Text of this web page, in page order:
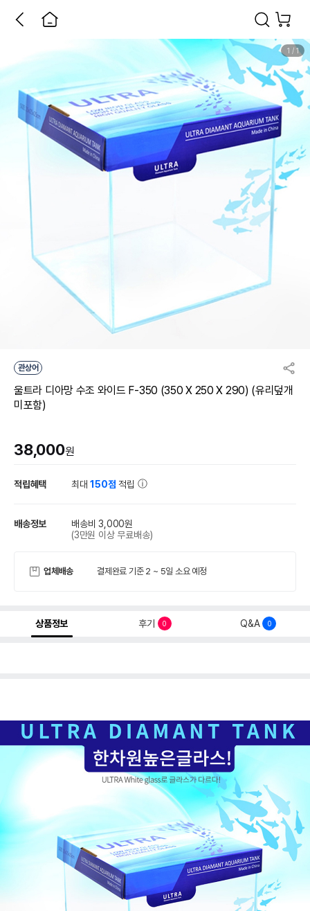
1 / 1
관상어
울트라 디아망 수조 와이드 F-350 (350 X 250 X 290) (유리덮개
미포함)
38,000원
적립혜택 최대150점 적립
배송정보
배송비 3,000원
(3만원 이상 무료배송)
업체배송 결제완료 기준 2 ~ 5일 소요 예정
상품정보 후기 0 Q&A 0